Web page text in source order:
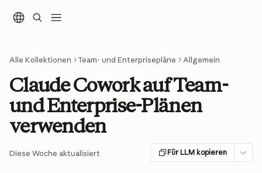
Alle Kollektionen Team- und Enterprisepläne Allgemein
Claude Cowork auf Team-
und Enterprise-Plänen
verwenden
Diese Woche aktualisiert Für LLM kopieren